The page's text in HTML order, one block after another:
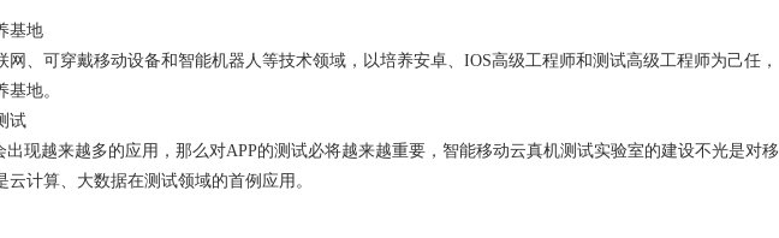
基地
网、可穿戴移动设备和智能机器人等技术领域，以培养安卓、IOS高级工程师和测试高级工程师为己任，
地。
试
现越来越多的应用，那么对APP的测试必将越来越重要，智能移动云真机测试实验室的建设不光是对移
计算、大数据在测试领域的首例应用。